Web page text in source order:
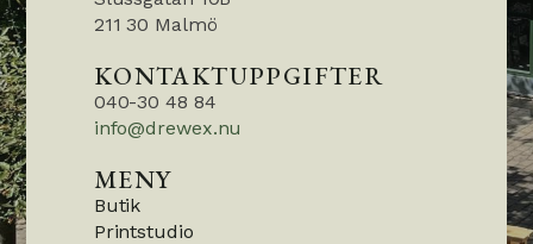
211 30 Malmö
KONTAKTUPPGIFTER
040-30 48 84
info@drewex.nu
MENY
Butik
Printstudio